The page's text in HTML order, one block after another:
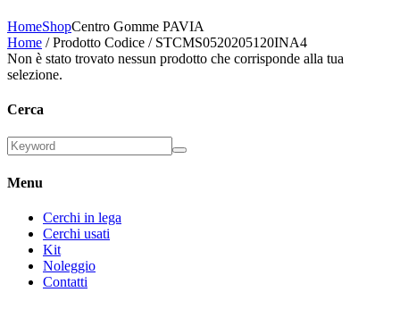
HomeShopCentro Gomme PAVIA
Home / Prodotto Codice / STCMS0520205120INA4
Non è stato trovato nessun prodotto che corrisponde alla tua
selezione.
Cerca
Menu
Cerchi in lega
Cerchi usati
Kit
Noleggio
Contatti